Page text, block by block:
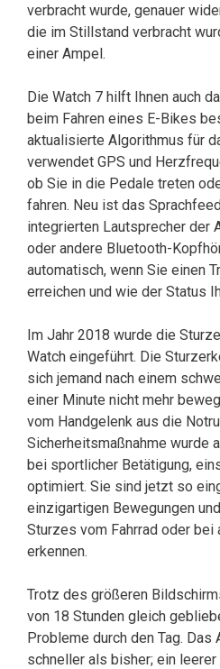
verbracht wurde, genauer
die im Stillstand verbracht
einer Ampel.
Die Watch 7 hilft Ihnen auch
beim Fahren eines E-Bikes
aktualisierte Algorithmus für
verwendet GPS und
ob Sie in die Pedale treten
fahren. Neu ist das
integrierten Lautsprecher der
oder andere Bluetooth-
automatisch, wenn Sie einen
erreichen und wie der Status
Im Jahr 2018 wurde die
Watch eingeführt. Die
sich jemand nach einem
einer Minute nicht mehr
vom Handgelenk aus die
Sicherheitsmaßnahme wurde
bei sportlicher Betätigung,
optimiert. Sie sind jetzt so
einzigartigen Bewegungen
Sturzes vom Fahrrad oder bei
erkennen.
Trotz des größeren
von 18 Stunden gleich
Probleme durch den Tag.
schneller als bisher; ein leerer